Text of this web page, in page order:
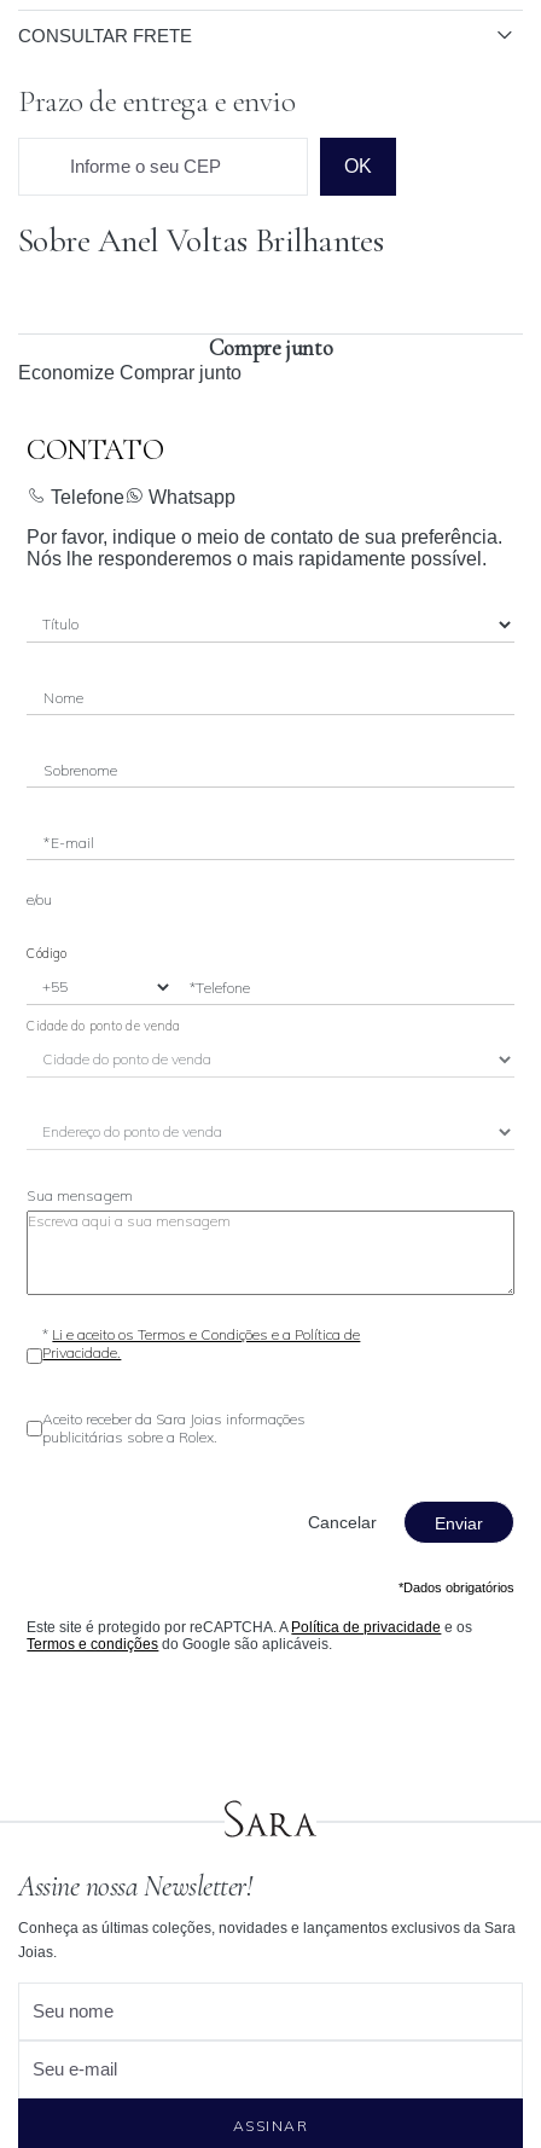
CONSULTAR FRETE
Prazo de entrega e envio
Informe o seu CEP OK
Prazo para o CEP
Sobre Anel Voltas Brilhantes
Compre junto
Economize Comprar junto
CONTATO
Telefone
Whatsapp
Por favor, indique o meio de contato de sua preferência.
Nós lhe responderemos o mais rapidamente possível.
Nome
Sobrenome
*E-mail
e/ou
Código
*Telefone
Cidade do ponto de venda
Sua mensagem
* Li e aceito os Termos e Condições e a Política de
Privacidade.
Aceito receber da Sara Joias informações
publicitárias sobre a Rolex.
Enviar
*Dados obrigatórios
Este site é protegido por reCAPTCHA. A Política de privacidade e os
Termos e condições do Google são aplicáveis.
Assine nossa Newsletter!
Conheça as últimas coleções, novidades e lançamentos exclusivos da Sara
Joias.
Seu nome
Seu e-mail
ASSINAR